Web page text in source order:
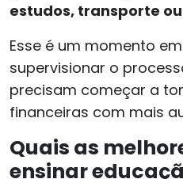
estudos, transporte
Esse é um momento
supervisionar o
precisam começar a
financeiras com mais
Quais as
ensinar